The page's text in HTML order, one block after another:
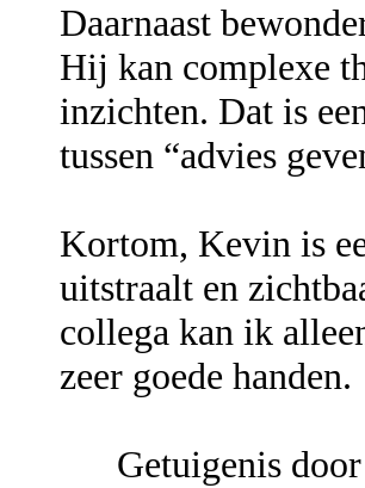
Daarnaast
Hij kan complexe
inzichten. Dat is
tussen “advies
Kortom, Kevin is
uitstraalt en
collega kan ik
zeer goede handen.
Getuigenis door